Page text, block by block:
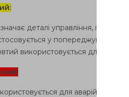
деталі управління,
у попереджувальних
використовується для
для аварійних